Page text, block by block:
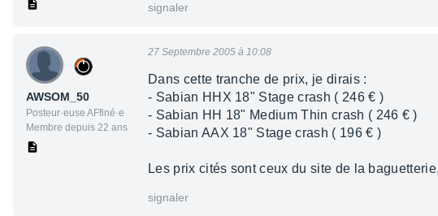
signaler
AWSOM_50
Posteur·euse AFfiné·e
Membre depuis 22 ans
27 Septembre 2005 à 10:08
Dans cette tranche de prix, je dirais :
- Sabian HHX 18" Stage crash ( 246 € )
- Sabian HH 18" Medium Thin crash ( 246 € )
- Sabian AAX 18" Stage crash ( 196 € )
Les prix cités sont ceux du site de la
signaler